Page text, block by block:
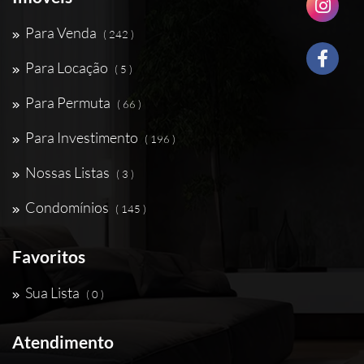
Para Venda ( 242 )
Para Locação ( 5 )
Para Permuta ( 66 )
Para Investimento ( 196 )
Nossas Listas ( 3 )
Condomínios ( 145 )
Favoritos
Sua Lista ( 0 )
Atendimento